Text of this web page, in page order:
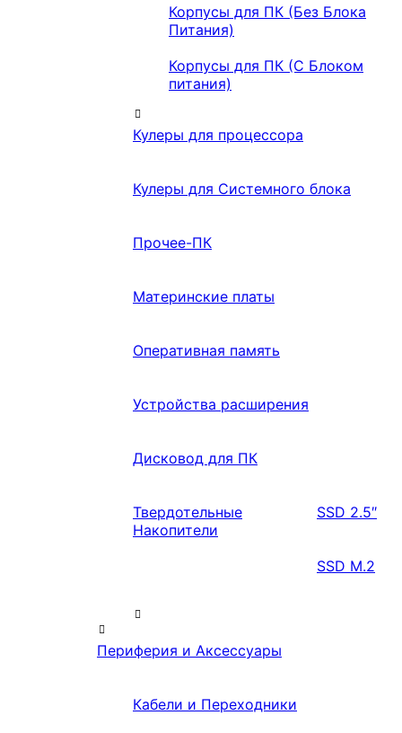
Корпусы для ПК (Без Блока
Питания)
Корпусы для ПК (С Блоком
питания)
Кулеры для процессора
Кулеры для Системного блока
Прочее-ПК
Материнские платы
Оперативная память
Устройства расширения
Дисковод для ПК
Твердотельные
Накопители
SSD 2.5″
SSD M.2
Периферия и Аксессуары
Кабели и Переходники